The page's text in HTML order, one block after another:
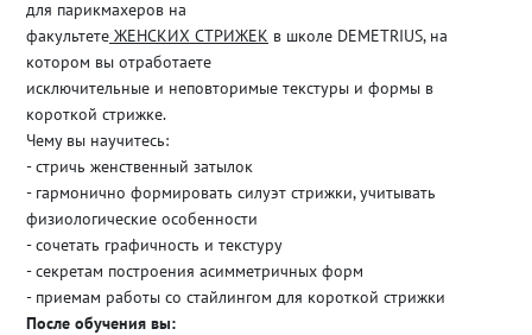
для парикмахеров на
факультете ЖЕНСКИХ СТРИЖЕК в школе DEMETRIUS, на
котором вы отработаете
исключительные и неповторимые текстуры и формы в
короткой стрижке.
Чему вы научитесь:
- стричь женственный затылок
- гармонично формировать силуэт стрижки, учитывать
физиологические особенности
- сочетать графичность и текстуру
- секретам построения асимметричных форм
- приемам работы со стайлингом для короткой стрижки
После обучения вы: